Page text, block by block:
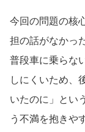
今回の問題の核
担の話がなかっ
普段車に乗らな
しにくいため、
いたのに」とい
う不満を抱きや